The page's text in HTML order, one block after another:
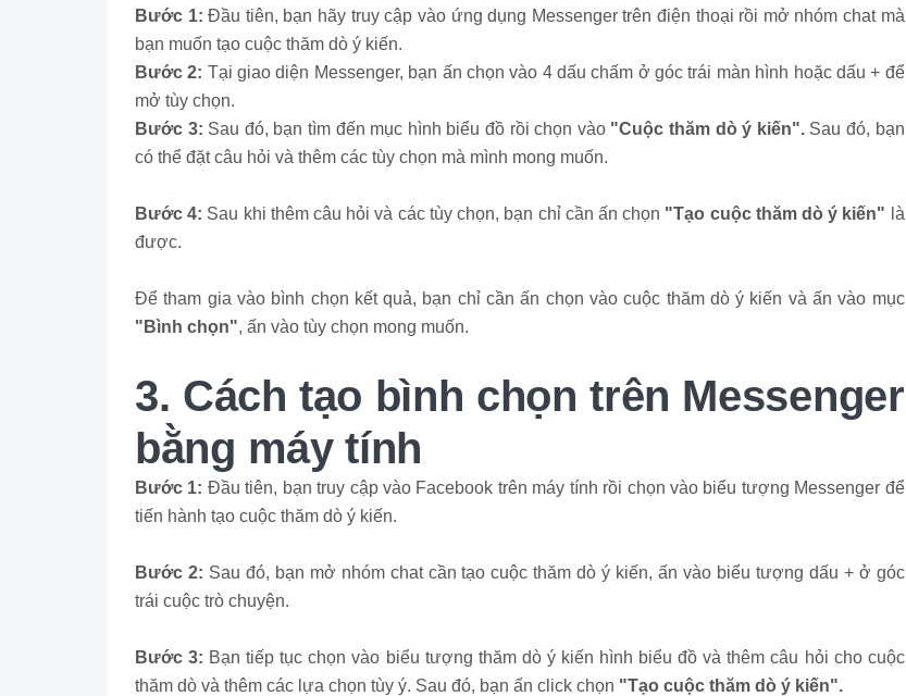
Bước 1: Đầu tiên, bạn hãy truy cập vào ứng dụng Messenger trên điện thoại rồi mở nhóm chat mà
bạn muốn tạo cuộc thăm dò ý kiến.
Bước 2: Tại giao diện Messenger, bạn ấn chọn vào 4 dấu chấm ở góc trái màn hình hoặc dấu + để
mở tùy chọn.
Bước 3: Sau đó, bạn tìm đến mục hình biểu đồ rồi chọn vào "Cuộc thăm dò ý kiến".Sau đó, bạn
có thể đặt câu hỏi và thêm các tùy chọn mà mình mong muốn.
Bước 4: Sau khi thêm câu hỏi và các tùy chọn, bạn chỉ cần ấn chọn "Tạo cuộc thăm dò ý kiến" là
được.
Để tham gia vào bình chọn kết quả, bạn chỉ cần ấn chọn vào cuộc thăm dò ý kiến và ấn vào mục
"Bình chọn", ấn vào tùy chọn mong muốn.
3. Cách tạo bình chọn trên Messenger
bằng máy tính
Bước 1: Đầu tiên, bạn truy cập vào Facebook trên máy tính rồi chọn vào biểu tượng Messenger để
tiến hành tạo cuộc thăm dò ý kiến.
Bước 2: Sau đó, bạn mở nhóm chat cần tạo cuộc thăm dò ý kiến, ấn vào biểu tượng dấu + ở góc
trái cuộc trò chuyện.
Bước 3: Bạn tiếp tục chọn vào biểu tượng thăm dò ý kiến hình biểu đồ và thêm câu hỏi cho cuộc
thăm dò và thêm các lựa chọn tùy ý. Sau đó, bạn ấn click chọn "Tạo cuộc thăm dò ý kiến".